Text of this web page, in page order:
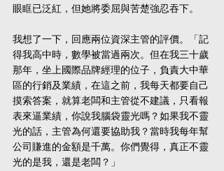
眼眶已泛紅，但她將委屈與苦楚強忍吞下。
我想了一下，回應兩位資深主管的評價。「記
得我高中時，數學被當過兩次。但在我三十歲
那年，坐上國際品牌經理的位子，負責大中華
區的行銷及業績，在這之前，我每天都要自己
摸索答案，就算老闆和主管從不建議，只看報
表來逼業績，你說我腦袋靈光嗎？如果我不靈
光的話，主管為何還要協助我？當時我每年幫
公司賺進的金額是千萬。你們覺得，真正不靈
光的是我，還是老闆？」